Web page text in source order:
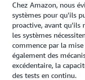
Chez Amazon, nous
systèmes pour qu'ils
proactive, avant qu'ils
les systèmes
commence par la
également des
excédentaire, la
des tests en continu.